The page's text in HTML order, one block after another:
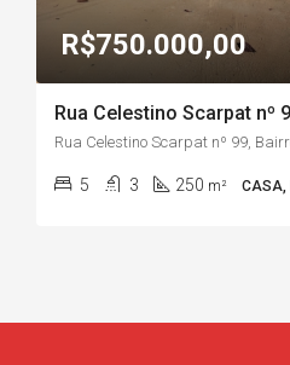
R$750.000,00
Rua Celestino Scarpat nº 99,
5 3 250 m² CASA,